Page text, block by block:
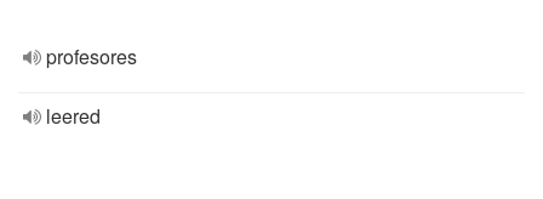
profesores
leered